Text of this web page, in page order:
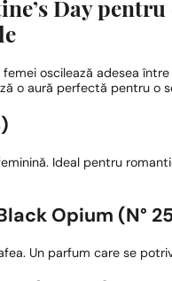
Day pentru
femei oscilează adesea
o aură perfectă pentru o
Ideal pentru
Opium (N°
Un parfum care se